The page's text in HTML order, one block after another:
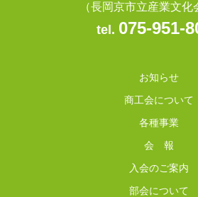
（長岡京市立産業文化
tel. 075-951-
お知らせ
商工会について
各種事業
会 報
入会のご案内
部会について